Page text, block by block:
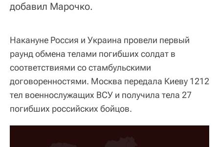
добавил Марочко.
Накануне Россия и Украина провели первый
раунд обмена телами погибших солдат в
соответствиями со стамбульскими
договоренностями. Москва передала Киеву 1212
тел военнослужащих ВСУ и получила тела 27
погибших российских бойцов.